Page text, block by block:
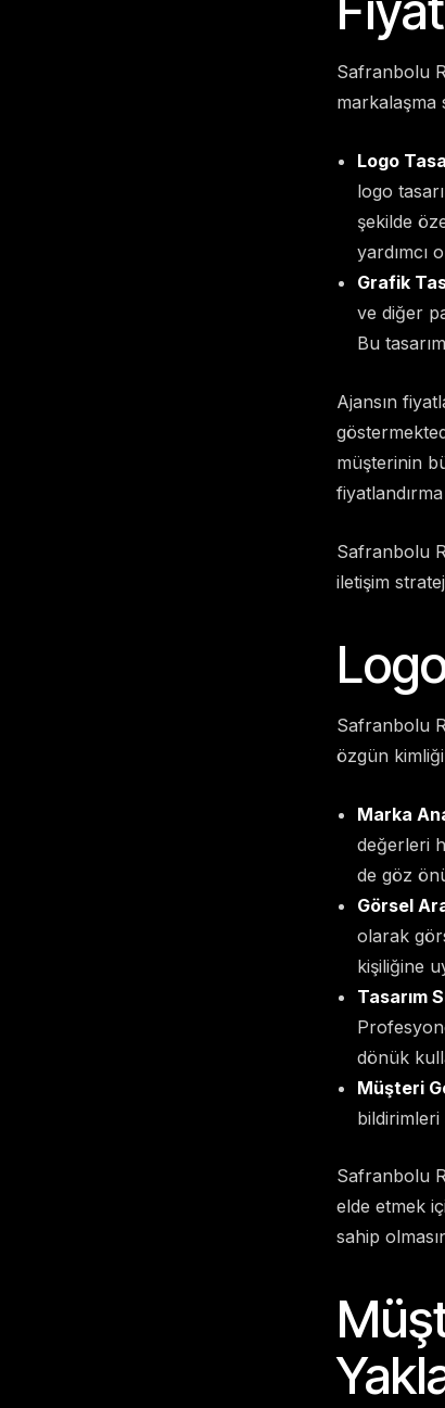
Safranbolu
markalaşma
Logo
logo
şekilde
yardımcı
Grafik
ve diğer
Bu
Ajansın
müşterinin
Safranbolu
iletişim
Safranbolu
özgün
Marka
değerleri
de göz
Görsel
olarak
kişiliğine
Tasarım
dönük
Müşteri
bildirimleri
Safranbolu
elde etmek
sahip